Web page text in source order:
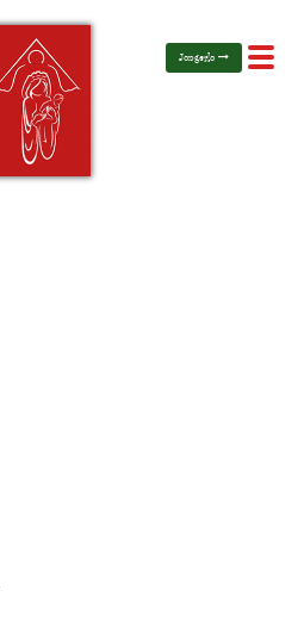
Toggle
Jongerlo